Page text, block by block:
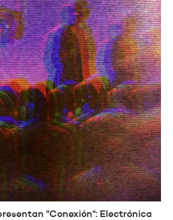
"Conexión": Electrónica